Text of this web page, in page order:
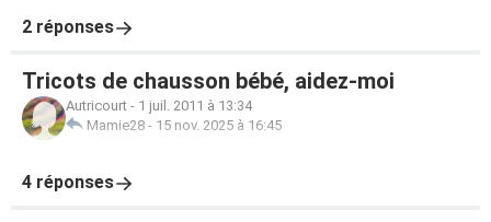
2 réponses
Tricots de chausson bébé, aidez-moi
Autricourt - 1 juil. 2011 à 13:34
Mamie28 - 15 nov. 2025 à 16:45
4 réponses